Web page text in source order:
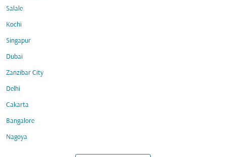
Salale
Kochi
Singapur
Dubai
Zanzibar City
Delhi
Cakarta
Bangalore
Nagoya